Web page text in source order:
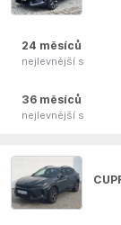
24 měsíců
nejlevnější s
36 měsíců
nejlevnější s